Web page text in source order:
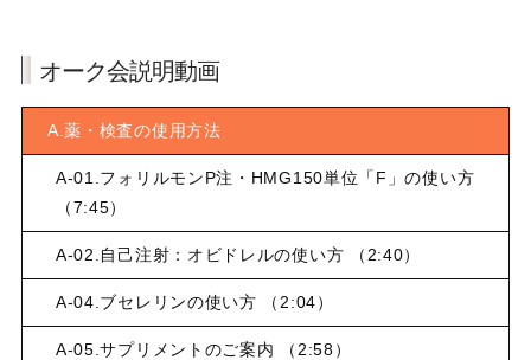
オーク会説明動画
A.薬・検査の使用方法
A-01.フォリルモンP注・HMG150単位「F」の使い方
（7:45）
A-02.自己注射：オビドレルの使い方 （2:40）
A-04.ブセレリンの使い方 （2:04）
A-05.サプリメントのご案内 （2:58）